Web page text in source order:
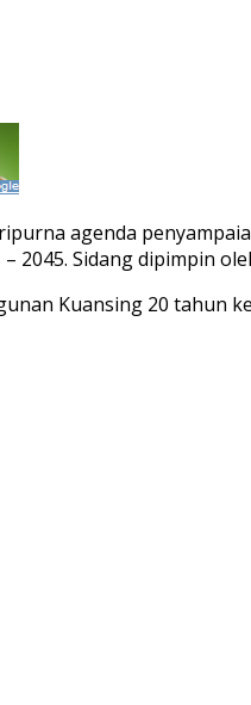
agenda
2045. Sidang dipimpin
Kuansing 20 tahun